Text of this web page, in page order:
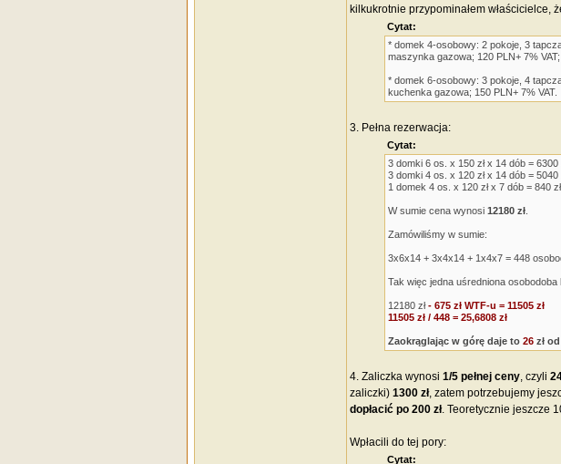
kilkukrotnie przypominałem właścicielce,
Cytat:
* domek 4-osobowy: 2 pokoje, 3
maszynka gazowa; 120 PLN+ 7% VAT;
* domek 6-osobowy: 3 pokoje, 4
kuchenka gazowa; 150 PLN+ 7% VAT.
3. Pełna rezerwacja:
Cytat:
3 domki 6 os. x 150 zł x 14 dób = 6300
3 domki 4 os. x 120 zł x 14 dób = 5040
1 domek 4 os. x 120 zł x 7 dób = 840
W sumie cena wynosi 12180 zł
Zamówiliśmy w sumie:
3x6x14 + 3x4x14 + 1x4x7 = 448
Tak więc jedna uśredniona osobodoba
12180 zł- 675 zł WTF-u = 11505 zł
11505 zł / 448 = 25,6808 zł
Zaokrąglając w górę daje to 26 zł
4. Zaliczka wynosi 1/5 pełnej ceny, czyli
zaliczki) 1300 zł, zatem potrzebujemy
dopłacić po 200 zł. Teoretycznie jeszcze
Wpłacili do tej pory:
Cytat: